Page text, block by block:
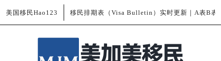
美国移民Hao123 移民排期表（Visa Bulletin）实时更新｜A表B表